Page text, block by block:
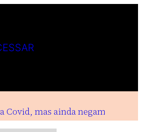
mas ainda negam